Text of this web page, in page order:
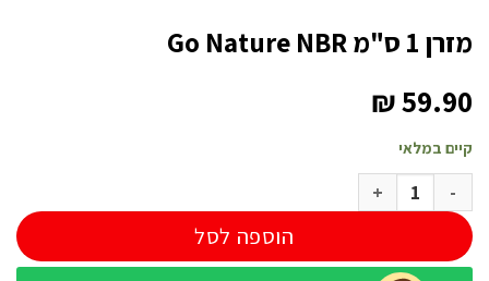
מזרן 1 ס"מ Go Nature NBR
₪59.90
קיים במלאי
כמות של מזרן 1 ס"מ Go Nature NBR
הוספה לסל